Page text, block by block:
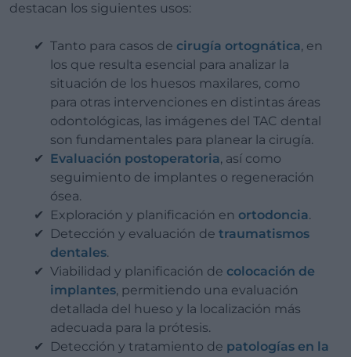
destacan los siguientes usos:
Tanto para casos de cirugía ortognática, en
los que resulta esencial para analizar la
situación de los huesos maxilares, como
para otras intervenciones en distintas áreas
odontológicas, las imágenes del TAC dental
son fundamentales para planear la cirugía.
Evaluación postoperatoria, así como
seguimiento de implantes o regeneración
ósea.
Exploración y planificación en ortodoncia.
Detección y evaluación de traumatismos
dentales.
Viabilidad y planificación de colocación de
implantes, permitiendo una evaluación
detallada del hueso y la localización más
adecuada para la prótesis.
Detección y tratamiento de patologías en la